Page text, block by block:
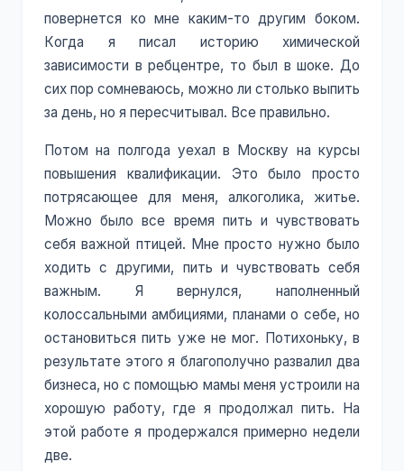
повернется ко мне каким-то другим боком.
Когда я писал историю химической
зависимости в ребцентре, то был в шоке. До
сих пор сомневаюсь, можно ли столько выпить
за день, но я пересчитывал. Все правильно.
Потом на полгода уехал в Москву на курсы
повышения квалификации. Это было просто
потрясающее для меня, алкоголика, житье.
Можно было все время пить и чувствовать
себя важной птицей. Мне просто нужно было
ходить с другими, пить и чувствовать себя
важным. Я вернулся, наполненный
колоссальными амбициями, планами о себе, но
остановиться пить уже не мог. Потихоньку, в
результате этого я благополучно развалил два
бизнеса, но с помощью мамы меня устроили на
хорошую работу, где я продолжал пить. На
этой работе я продержался примерно недели
две.